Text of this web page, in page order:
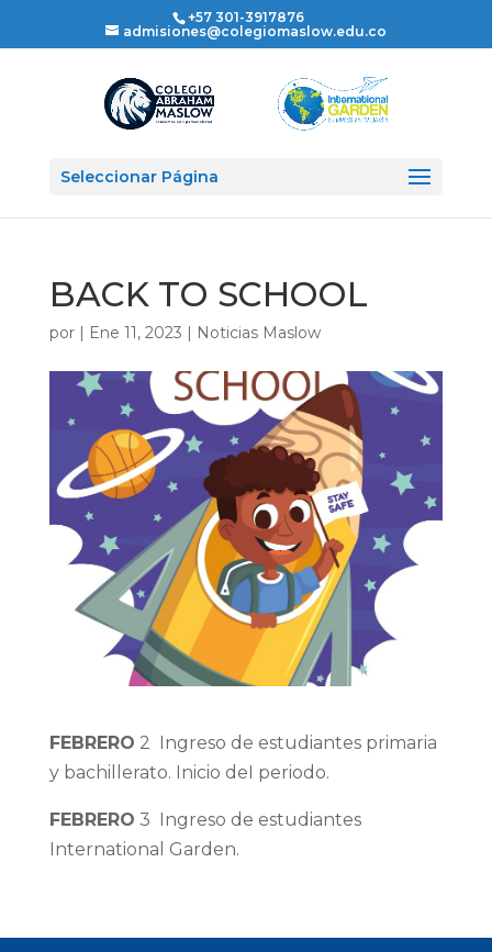
+57 301-3917876
admisiones@colegiomaslow.edu.co
Seleccionar Página
BACK TO SCHOOL
por | Ene 11, 2023 | Noticias Maslow
FEBRERO 2 Ingreso de estudiantes primaria
y bachillerato. Inicio deI periodo.
FEBRERO 3 Ingreso de estudiantes
International Garden.